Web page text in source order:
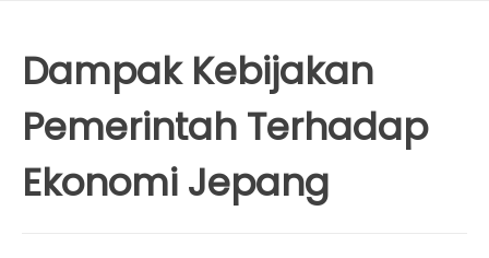
Dampak Kebijakan
Pemerintah Terhadap
Ekonomi Jepang